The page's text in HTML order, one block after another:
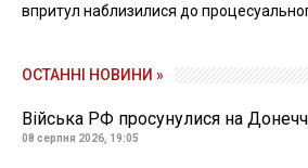
впритул наблизилися до
ОСТАННІ НОВИНИ »
Війська РФ просунулися на
08 серпня 2026, 19:05